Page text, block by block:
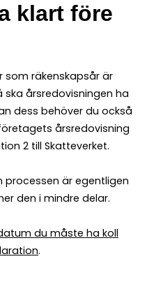
klart före
som räkenskapsår är
ska årsredovisningen ha
dess behöver du också
årsredovisning
2 till Skatteverket.
är egentligen
den i mindre delar.
du måste ha koll
.